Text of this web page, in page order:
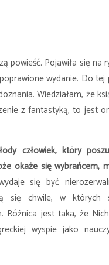
powieść. Pojawiła się na
wydanie. Do tej
Wiedziałam, że
z fantastyką, to jest
człowiek, który
okaże się wybrańcem,
się być
się chwile, w których
Różnica jest taka, że
wyspie jako